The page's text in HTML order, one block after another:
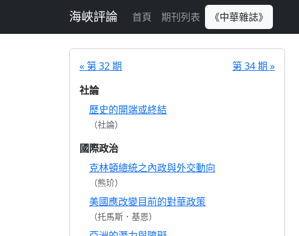
海峽評論 首頁 期刊列表 《中華雜誌》
« 第 32 期
第 34 期 »
社論
歷史的開端或終結
（社論）
國際政治
克林頓總統之內政與外交動向
（熊玠）
美國應改變目前的對華政策
（托馬斯．基恩）